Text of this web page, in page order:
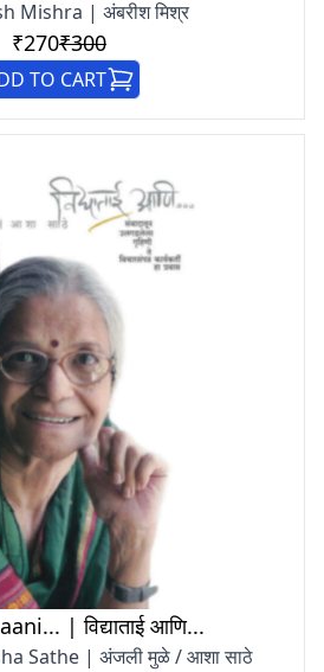
Mishra | अंबरीश मिश्र
₹270₹300
TO CART
| विद्याताई आणि...
Sathe | अंजली मुळे / आशा साठे